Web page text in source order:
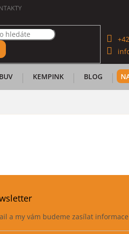
KEMPINK BLOG
a my vám budeme zasílat